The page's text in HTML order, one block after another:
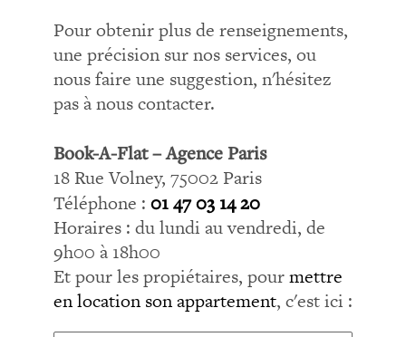
Pour obtenir plus de renseignements,
une précision sur nos services, ou
nous faire une suggestion, n'hésitez
pas à nous contacter.
Book-A-Flat – Agence Paris
18 Rue Volney, 75002 Paris
Téléphone : 01 47 03 14 20
Horaires : du lundi au vendredi, de
9h00 à 18h00
Et pour les propiétaires, pourmettre
en location son appartement, c'est ici :